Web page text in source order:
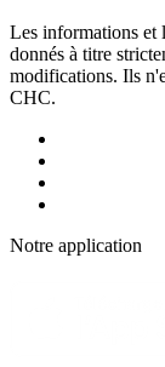
Les informations et
donnés à titre
modifications. Ils
CHC.
Notre application